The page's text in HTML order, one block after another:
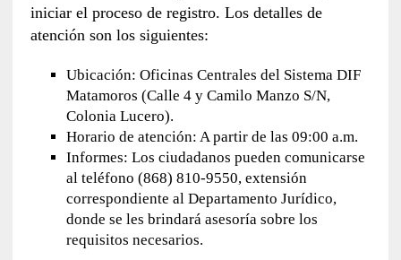
iniciar el proceso de registro. Los detalles de
atención son los siguientes:
Ubicación: Oficinas Centrales del Sistema DIF
Matamoros (Calle 4 y Camilo Manzo S/N,
Colonia Lucero).
Horario de atención: A partir de las 09:00 a.m.
Informes: Los ciudadanos pueden comunicarse
al teléfono (868) 810-9550, extensión
correspondiente al Departamento Jurídico,
donde se les brindará asesoría sobre los
requisitos necesarios.